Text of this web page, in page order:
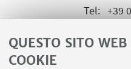
QUESTO SITO
COOKIE
Tel: +39